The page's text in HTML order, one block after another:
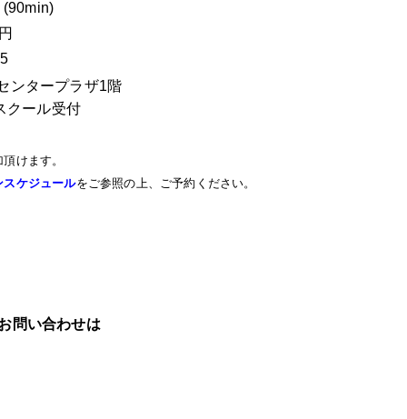
(90min)
ンタープラザ1階
クール受付
けます。
スケジュールをご参照の上、ご予約ください。
問い合わせは